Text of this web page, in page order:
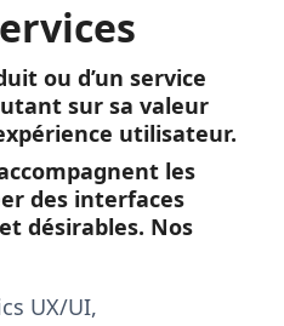
ou d’un service
sur sa valeur
utilisateur.
les
des interfaces
désirables. Nos
UX/UI,